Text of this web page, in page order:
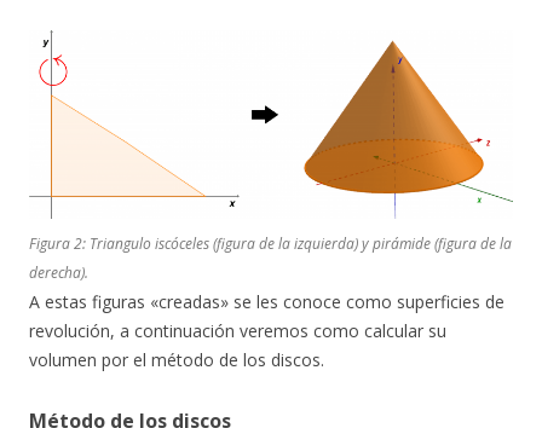
Figura 2: Triangulo iscóceles (figura de la izquierda) y pirámide (figura de la
derecha).
A estas figuras «creadas» se les conoce como superficies de
revolución, a continuación veremos como calcular su
volumen por el método de los discos.
Método de los discos